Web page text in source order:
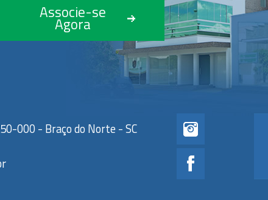
Associe-se
Agora
000 - Braço do Norte - SC